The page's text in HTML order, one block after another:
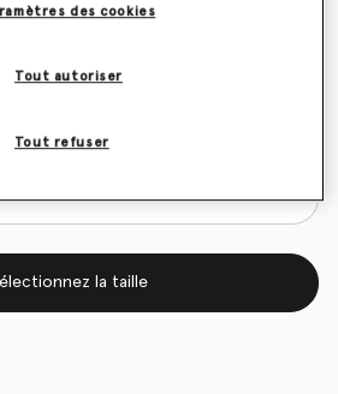
en stock
la taille
des cookies
Tout refuser
Tout autoriser